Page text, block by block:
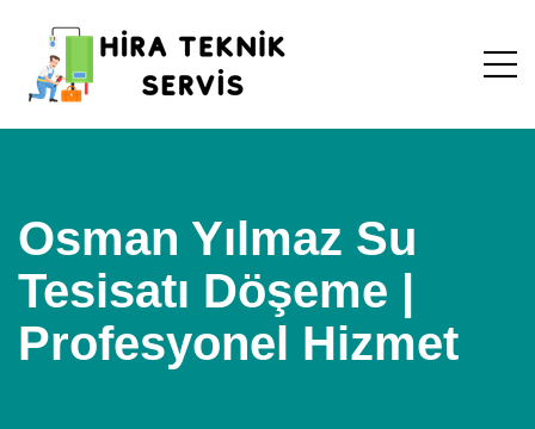
Osman Yılmaz Su
Tesisatı Döşeme |
Profesyonel Hizmet